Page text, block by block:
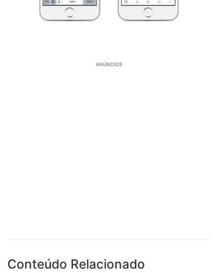
ANÚNCIOS
Conteúdo Relacionado